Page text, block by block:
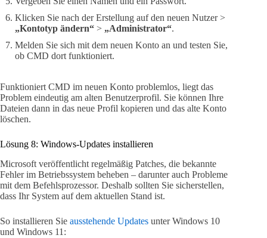
Klicken Sie nach der Erstellung auf den neuen Nutzer >
„Kontotyp ändern“ > „Administrator“.
Melden Sie sich mit dem neuen Konto an und testen Sie,
ob CMD dort funktioniert.
Funktioniert CMD im neuen Konto problemlos, liegt das
Problem eindeutig am alten Benutzerprofil. Sie können Ihre
Dateien dann in das neue Profil kopieren und das alte Konto
löschen.
Lösung 8: Windows-Updates installieren
Microsoft veröffentlicht regelmäßig Patches, die bekannte
Fehler im Betriebssystem beheben – darunter auch Probleme
mit dem Befehlsprozessor. Deshalb sollten Sie sicherstellen,
dass Ihr System auf dem aktuellen Stand ist.
So installieren Sie ausstehende Updates unter Windows 10
und Windows 11: